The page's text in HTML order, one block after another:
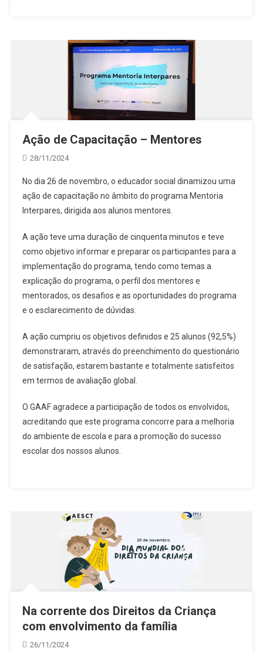
Ação de Capacitação – Mentores
28/11/2024
No dia 26 de novembro, o educador social dinamizou uma
ação de capacitação no âmbito do programa Mentoria
Interpares, dirigida aos alunos mentores.
A ação teve uma duração de cinquenta minutos e teve
como objetivo informar e preparar os participantes para a
implementação do programa, tendo como temas a
explicação do programa, o perfil dos mentores e
mentorados, os desafios e as oportunidades do programa
e o esclarecimento de dúvidas.
A ação cumpriu os objetivos definidos e 25 alunos (92,5%)
demonstraram, através do preenchimento do questionário
de satisfação, estarem bastante e totalmente satisfeitos
em termos de avaliação global.
O GAAF agradece a participação de todos os envolvidos,
acreditando que este programa concorre para a melhoria
do ambiente de escola e para a promoção do sucesso
escolar dos nossos alunos.
Na corrente dos Direitos da Criança
com envolvimento da família
26/11/2024